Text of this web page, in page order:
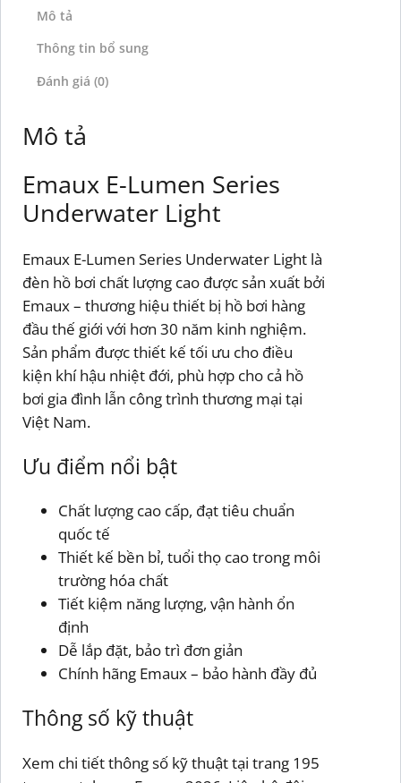
Mô tả
Thông tin bổ sung
Đánh giá (0)
Mô tả
Emaux E-Lumen Series
Underwater Light
Emaux E-Lumen Series Underwater Light là
đèn hồ bơi chất lượng cao được sản xuất bởi
Emaux – thương hiệu thiết bị hồ bơi hàng
đầu thế giới với hơn 30 năm kinh nghiệm.
Sản phẩm được thiết kế tối ưu cho điều
kiện khí hậu nhiệt đới, phù hợp cho cả hồ
bơi gia đình lẫn công trình thương mại tại
Việt Nam.
Ưu điểm nổi bật
Chất lượng cao cấp, đạt tiêu chuẩn
quốc tế
Thiết kế bền bỉ, tuổi thọ cao trong môi
trường hóa chất
Tiết kiệm năng lượng, vận hành ổn
định
Dễ lắp đặt, bảo trì đơn giản
Chính hãng Emaux – bảo hành đầy đủ
Thông số kỹ thuật
Xem chi tiết thông số kỹ thuật tại trang 195